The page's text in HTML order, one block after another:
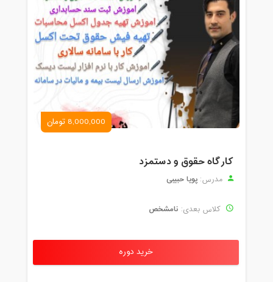
8,000,000 تومان
کارگاه حقوق و دستمزد
مدرس: پویا حبیبی
کلاس بعدی: نامشخص
خرید دوره